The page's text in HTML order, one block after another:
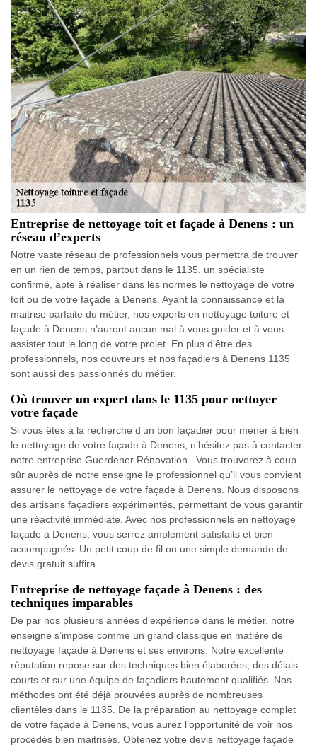
Entreprise de nettoyage toit et façade à Denens : un
réseau d’experts
Notre vaste réseau de professionnels vous permettra de trouver
en un rien de temps, partout dans le 1135, un spécialiste
confirmé, apte à réaliser dans les normes le nettoyage de votre
toit ou de votre façade à Denens. Ayant la connaissance et la
maitrise parfaite du métier, nos experts en nettoyage toiture et
façade à Denens n’auront aucun mal à vous guider et à vous
assister tout le long de votre projet. En plus d’être des
professionnels, nos couvreurs et nos façadiers à Denens 1135
sont aussi des passionnés du métier.
Où trouver un expert dans le 1135 pour nettoyer
votre façade
Si vous êtes à la recherche d’un bon façadier pour mener à bien
le nettoyage de votre façade à Denens, n’hésitez pas à contacter
notre entreprise Guerdener Rénovation . Vous trouverez à coup
sûr auprès de notre enseigne le professionnel qu’il vous convient
assurer le nettoyage de votre façade à Denens. Nous disposons
des artisans façadiers expérimentés, permettant de vous garantir
une réactivité immédiate. Avec nos professionnels en nettoyage
façade à Denens, vous serrez amplement satisfaits et bien
accompagnés. Un petit coup de fil ou une simple demande de
devis gratuit suffira.
Entreprise de nettoyage façade à Denens : des
techniques imparables
De par nos plusieurs années d’expérience dans le métier, notre
enseigne s’impose comme un grand classique en matière de
nettoyage façade à Denens et ses environs. Notre excellente
réputation repose sur des techniques bien élaborées, des délais
courts et sur une équipe de façadiers hautement qualifiés. Nos
méthodes ont été déjà prouvées auprès de nombreuses
clientèles dans le 1135. De la préparation au nettoyage complet
de votre façade à Denens, vous aurez l’opportunité de voir nos
procédés bien maitrisés. Obtenez votre devis nettoyage façade